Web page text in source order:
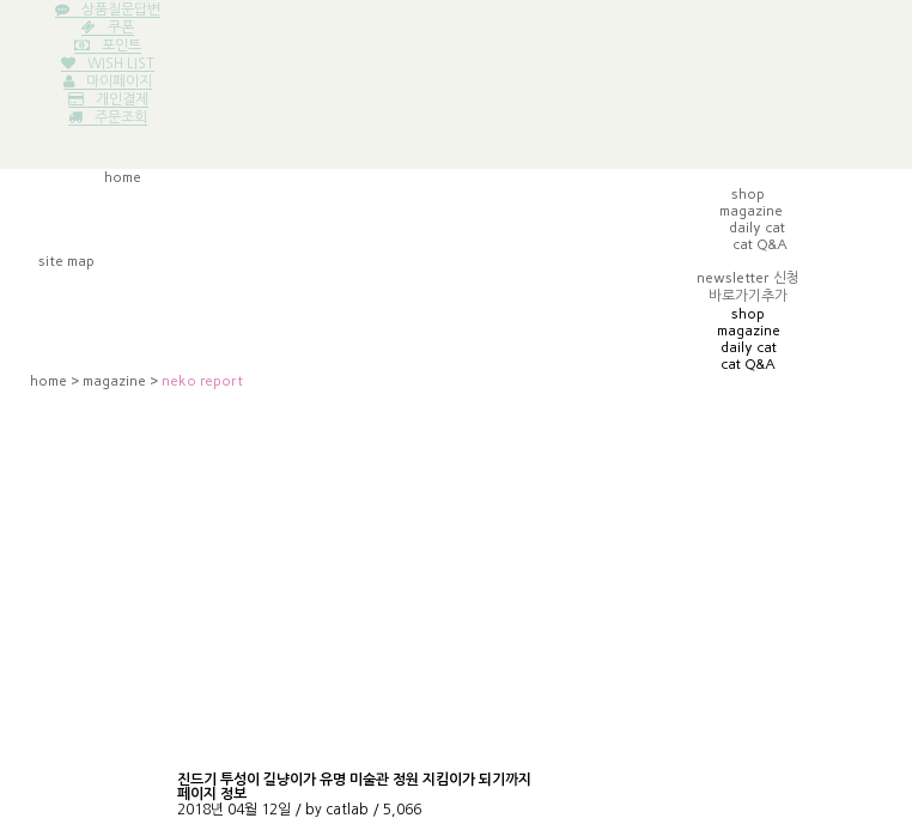
상품질문답변
쿠폰
포인트
WISH LIST
마이페이지
개인결제
주문조회
home
shop
magazine
daily cat
cat Q&A
site map
newsletter 신청
바로가기추가
shop
magazine
daily cat
cat Q&A
home > magazine > neko report
진드기 투성이 길냥이가 유명 미술관 정원 지킴이가 되기까지
페이지 정보
2018년 04월 12일 / by catlab / 5,066